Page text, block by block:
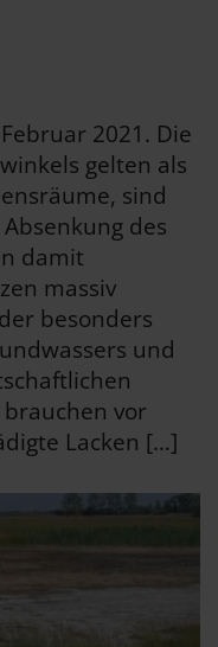
2021. Die
gelten als
sind
des
damit
massiv
besonders
und
vor
Lacken […]